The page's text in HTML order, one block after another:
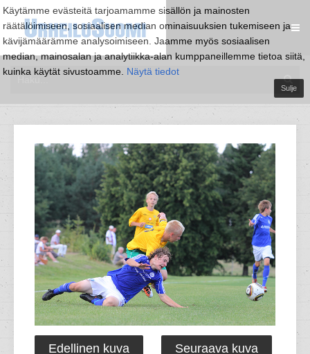
Käytämme evästeitä tarjoamamme sisällön ja mainosten
räätälöimiseen, sosiaalisen median ominaisuuksien tukemiseen ja
kävijämäärämme analysoimiseen. Jaamme myös sosiaalisen
median, mainosalan ja analytiikka-alan kumppaneillemme tietoa siitä,
kuinka käytät sivustoamme. Näytä tiedot
Sulje
Edellinen kuva Seuraava kuva